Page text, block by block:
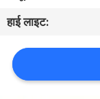
संपर्क
करें
उद्धरण
हाई लाइट: